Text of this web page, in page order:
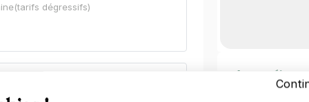
(tarifs dégressifs)
Formio
Autre